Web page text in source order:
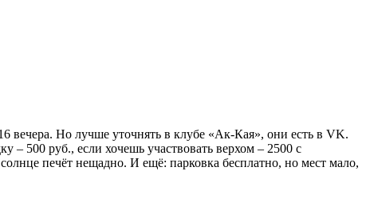
вечера. Но лучше уточнять в клубе «Ак-Кая», они есть в VK.
– 500 руб., если хочешь участвовать верхом – 2500 с
печёт нещадно. И ещё: парковка бесплатно, но мест мало,